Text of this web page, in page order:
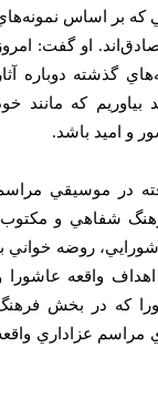
بر اساس نمونه‌هاي
او گفت: امروز
گذشته دوباره آثار
كه مانند خود
اميد باشد.
در موسيقي مراسم
شفاهي و مكتوب،
روضه خواني با
واقعه عاشورا و
كه در بخش فرهنگ
عزاداري واقعه